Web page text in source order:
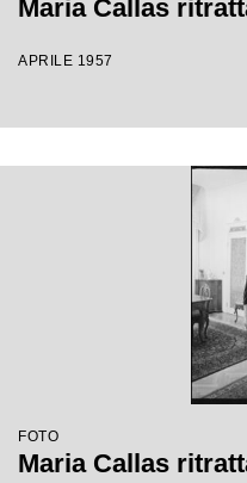
Maria Callas
APRILE 1957
FOTO
Maria Callas